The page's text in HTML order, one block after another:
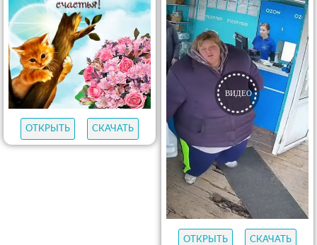
ОТКРЫТЬ СКАЧАТЬ
ОТКРЫТЬ СКАЧАТЬ